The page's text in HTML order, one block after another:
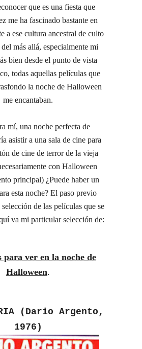
que es una fiesta que
me ha fascinado bastante en
a ese cultura ancestral de culto
más allá, especialmente mi
bien desde el punto de vista
todas aquellas películas que
la noche de Halloween
me encantaban.
mí, una noche perfecta de
asistir a una sala de cine para
de cine de terror de la vieja
con Halloween
principal) ¿Puede haber un
esta noche? El paso previo
de las películas que se
va mi particular selección de:
para ver en la noche de
Halloween.
(Dario Argento,
1976)